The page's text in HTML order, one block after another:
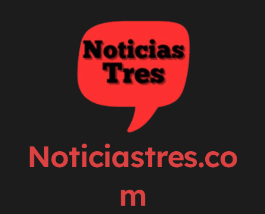
Noticiastres.co
m